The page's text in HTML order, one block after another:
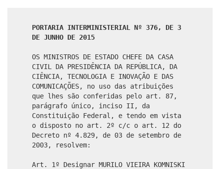
PORTARIA INTERMINISTERIAL Nº 376, DE 3
DE JUNHO DE 2015
OS MINISTROS DE ESTADO CHEFE DA CASA
CIVIL DA PRESIDÊNCIA DA REPÚBLICA, DA
CIÊNCIA, TECNOLOGIA E INOVAÇÃO E DAS
COMUNICAÇÕES, no uso das atribuições
que lhes são conferidas pelo art. 87,
parágrafo único, inciso II, da
Constituição Federal, e tendo em vista
o disposto no art. 2º c/c o art. 12 do
Decreto nº 4.829, de 03 de setembro de
2003, resolvem:
Art. 1º Designar MURILO VIEIRA KOMNISKI